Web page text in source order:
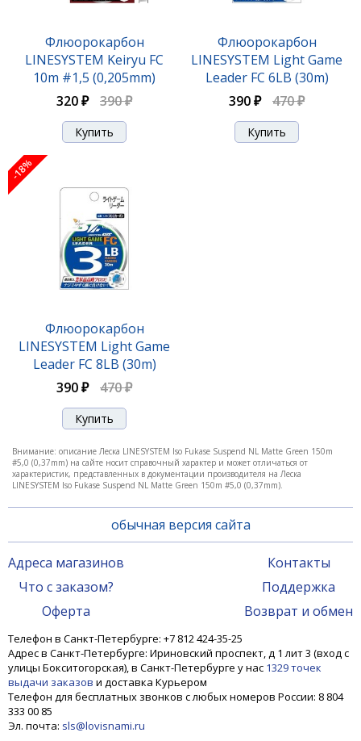
Флюорокарбон
LINESYSTEM Keiryu FC
10m #1,5 (0,205mm)
320 ₽
390 ₽
Флюорокарбон
LINESYSTEM Light Game
Leader FC 6LB (30m)
390 ₽
470 ₽
-18%
Флюорокарбон
LINESYSTEM Light Game
Leader FC 8LB (30m)
390 ₽
470 ₽
Внимание: описание Леска LINESYSTEM Iso Fukase Suspend NL Matte Green 150m
#5,0 (0,37mm) на сайте носит справочный характер и может отличаться от
характеристик, представленных в документации производителя на Леска
LINESYSTEM Iso Fukase Suspend NL Matte Green 150m #5,0 (0,37mm).
обычная версия сайта
Адреса магазинов
Что с заказом?
Оферта
Контакты
Поддержка
Возврат и обмен
Телефон в Санкт-Петербурге: +7 812 424-35-25
Адрес в Санкт-Петербурге: Ириновский проспект, д 1 лит 3 (вход с
улицы Бокситогорская), в Санкт-Петербурге у нас 1329 точек
выдачи заказов и доставка Курьером
Телефон для бесплатных звонков с любых номеров России: 8 804
333 00 85
Эл. почта: sls@lovisnami.ru